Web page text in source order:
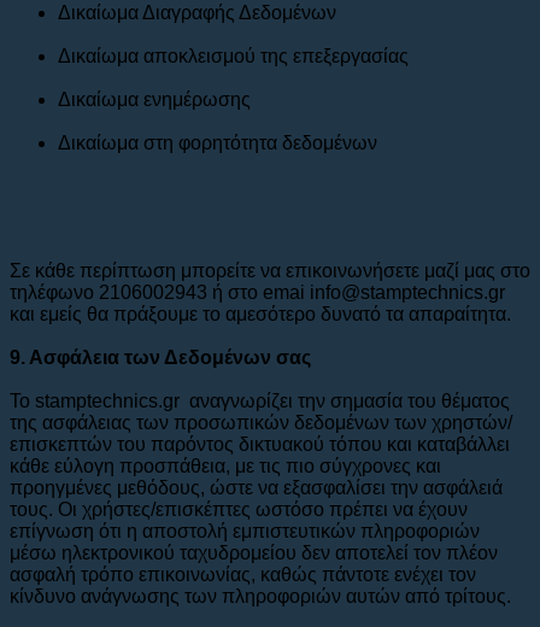
Δικαίωμα Διαγραφής Δεδομένων
Δικαίωμα αποκλεισμού της επεξεργασίας
Δικαίωμα ενημέρωσης
Δικαίωμα στη φορητότητα δεδομένων
Σε κάθε περίπτωση μπορείτε να επικοινωνήσετε μαζί μας στο
τηλέφωνο 2106002943 ή στο emai info@stamptechnics.gr
και εμείς θα πράξουμε το αμεσότερο δυνατό τα απαραίτητα.
9. Ασφάλεια των Δεδομένων σας
Το stamptechnics.gr αναγνωρίζει την σημασία του θέματος
της ασφάλειας των προσωπικών δεδομένων των χρηστών/
επισκεπτών του παρόντος δικτυακού τόπου και καταβάλλει
κάθε εύλογη προσπάθεια, με τις πιο σύγχρονες και
προηγμένες μεθόδους, ώστε να εξασφαλίσει την ασφάλειά
τους. Οι χρήστες/επισκέπτες ωστόσο πρέπει να έχουν
επίγνωση ότι η αποστολή εμπιστευτικών πληροφοριών
μέσω ηλεκτρονικού ταχυδρομείου δεν αποτελεί τον πλέον
ασφαλή τρόπο επικοινωνίας, καθώς πάντοτε ενέχει τον
κίνδυνο ανάγνωσης των πληροφοριών αυτών από τρίτους.